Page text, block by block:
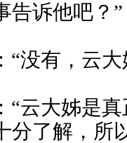
告诉他吧？”
没有，云大
云大姊是
分了解，所